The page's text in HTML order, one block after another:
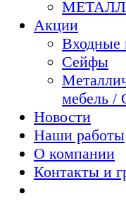
Акции
Входные
Сейфы
мебель /
Новости
Наши работы
О компании
Контакты и